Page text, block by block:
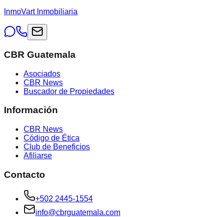
InmoVart Inmobiliaria
CBR Guatemala
Asociados
CBR News
Buscador de Propiedades
Información
CBR News
Código de Ética
Club de Beneficios
Afiliarse
Contacto
+502 2445-1554
info@cbrguatemala.com